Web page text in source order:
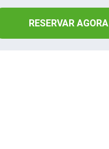
RESERVAR AGORA